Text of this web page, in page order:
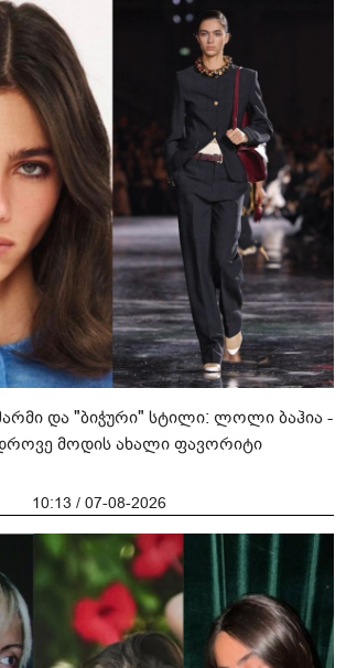
და "ბიჭური" სტილი: ლოლი ბაჰია -
მოდის ახალი ფავორიტი
10:13 / 07-08-2026